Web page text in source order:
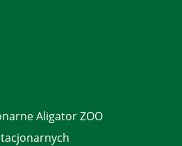
Aligator ZOO